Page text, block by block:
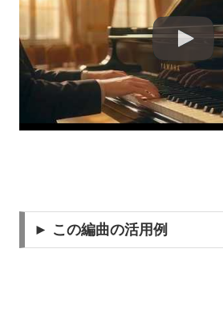
► この編曲の活用例